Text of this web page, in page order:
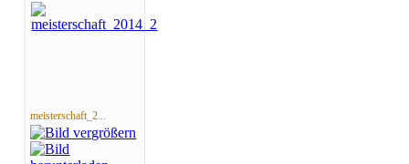
meisterschaft_2...